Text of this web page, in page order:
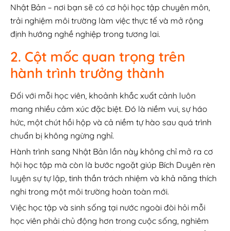
Nhật Bản – nơi bạn sẽ có cơ hội học tập chuyên môn,
trải nghiệm môi trường làm việc thực tế và mở rộng
định hướng nghề nghiệp trong tương lai.
2. Cột mốc quan trọng trên
hành trình trưởng thành
Đối với mỗi học viên, khoảnh khắc xuất cảnh luôn
mang nhiều cảm xúc đặc biệt. Đó là niềm vui, sự háo
hức, một chút hồi hộp và cả niềm tự hào sau quá trình
chuẩn bị không ngừng nghỉ.
Hành trình sang Nhật Bản lần này không chỉ mở ra cơ
hội học tập mà còn là bước ngoặt giúp Bích Duyên rèn
luyện sự tự lập, tinh thần trách nhiệm và khả năng thích
nghi trong một môi trường hoàn toàn mới.
Việc học tập và sinh sống tại nước ngoài đòi hỏi mỗi
học viên phải chủ động hơn trong cuộc sống, nghiêm